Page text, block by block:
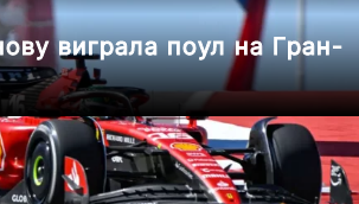
виграла поул на Гран-